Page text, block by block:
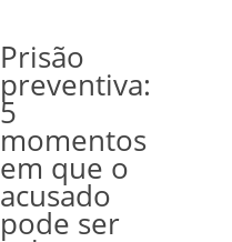
Prisão
preventiva:
5
momentos
em que o
acusado
pode ser